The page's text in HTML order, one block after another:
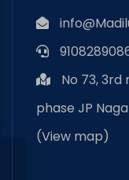
No 73,
phase JP
(View map)